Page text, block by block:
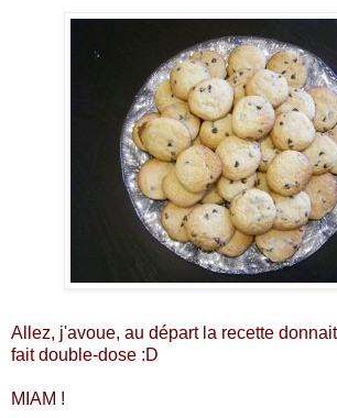
Allez, j'avoue, au départ la recette
fait double-dose :D
MIAM !